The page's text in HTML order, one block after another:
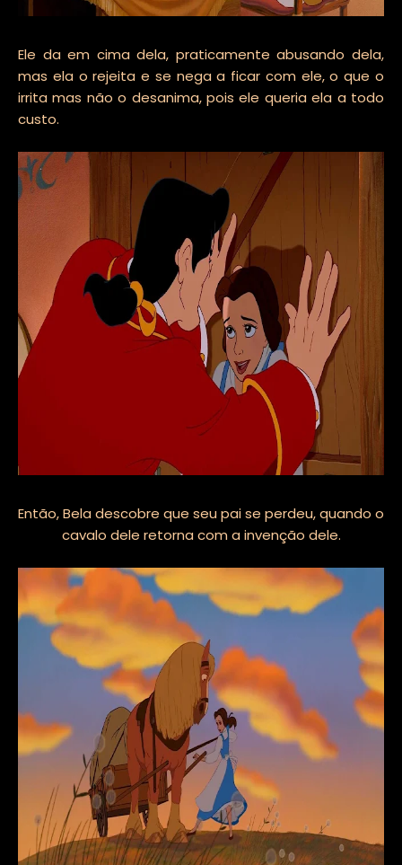
Ele da em cima dela, praticamente abusando dela,
mas ela o rejeita e se nega a ficar com ele, o que o
irrita mas não o desanima, pois ele queria ela a todo
custo.
Então, Bela descobre que seu pai se perdeu, quando o
cavalo dele retorna com a invenção dele.